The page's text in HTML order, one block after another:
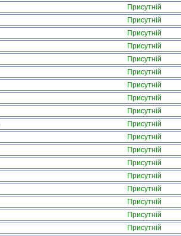
Присутній
Присутній
Присутній
Присутній
Присутній
Присутній
Присутній
Присутній
Присутній
Присутній
Присутній
Присутній
Присутній
Присутній
Присутній
Присутній
Присутній
Присутній